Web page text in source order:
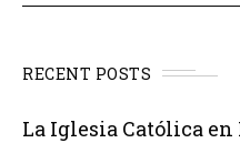
RECENT POSTS
La Iglesia Católica en